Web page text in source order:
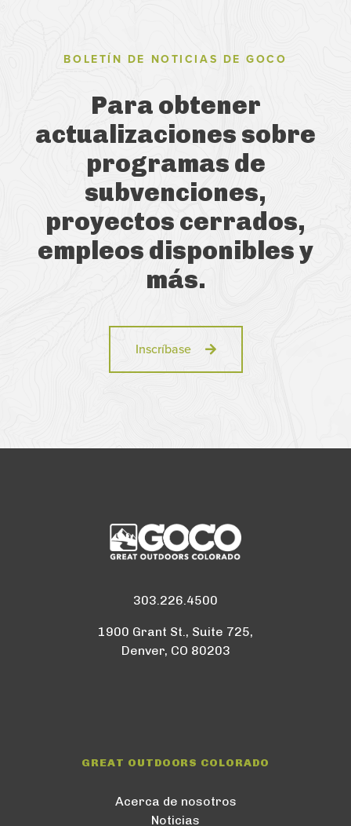
BOLETÍN DE NOTICIAS DE GOCO
Para obtener
actualizaciones sobre
programas de
subvenciones,
proyectos cerrados,
empleos disponibles y
más.
Inscríbase
303.226.4500
1900 Grant St., Suite 725,
Denver, CO 80203
GREAT OUTDOORS COLORADO
Acerca de nosotros
Noticias